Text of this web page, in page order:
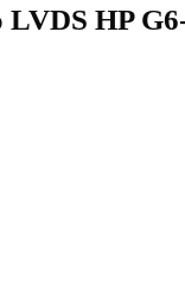
HP